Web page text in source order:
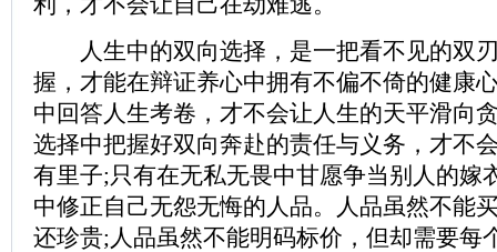
人生中的双向选择，是一把看不见的双
握，才能在辩证养心中拥有不偏不倚的健康
中回答人生考卷，才不会让人生的天平滑向
选择中把握好双向奔赴的责任与义务，才不
有里子;只有在无私无畏中甘愿争当别人的嫁
中修正自己无怨无悔的人品。人品虽然不能
还珍贵;人品虽然不能明码标价，但却需要每